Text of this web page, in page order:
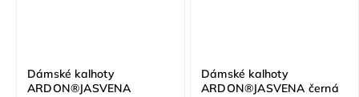
Dámské kalhoty
ARDON®JASVENA
Dámské kalhoty
ARDON®JASVENA černá